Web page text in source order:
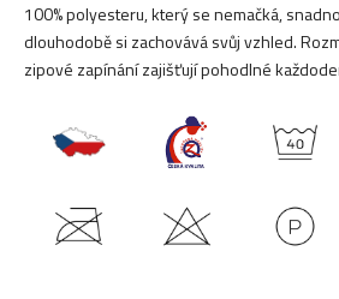
100% polyesteru, který se nemačká,
dlouhodobě si zachovává svůj vzhled.
zipové zapínání zajišťují pohodlné